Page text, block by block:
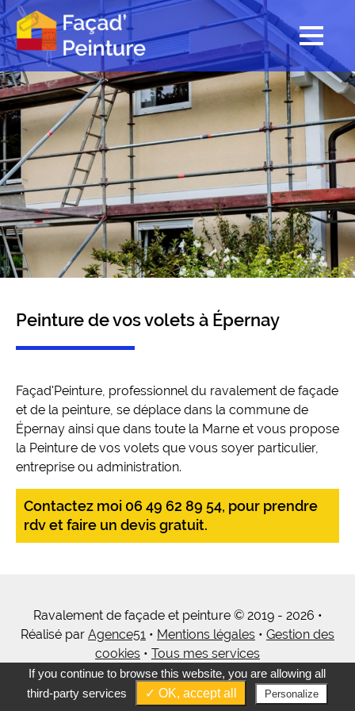
Peinture de vos volets à Épernay
Façad'Peinture, professionnel du ravalement de façade
et de la peinture, se déplace dans la commune de
Épernay ainsi que dans toute la Marne et vous propose
la Peinture de vos volets que vous soyer particulier,
entreprise ou administration.
Contactez moi 06 49 62 89 54, pour prendre
rdv et faire un devis gratuit.
Ravalement de façade et peinture © 2019 - 2026 •
Réalisé par Agence51 • Mentions légales • Gestion des
cookies • Tous mes services
If you continue to browse this website, you are allowing all
third-party services
✓ OK, accept all Personalize